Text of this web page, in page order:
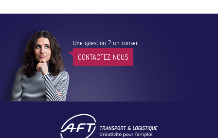
Une question ? un conseil :
CONTACTEZ-NOUS